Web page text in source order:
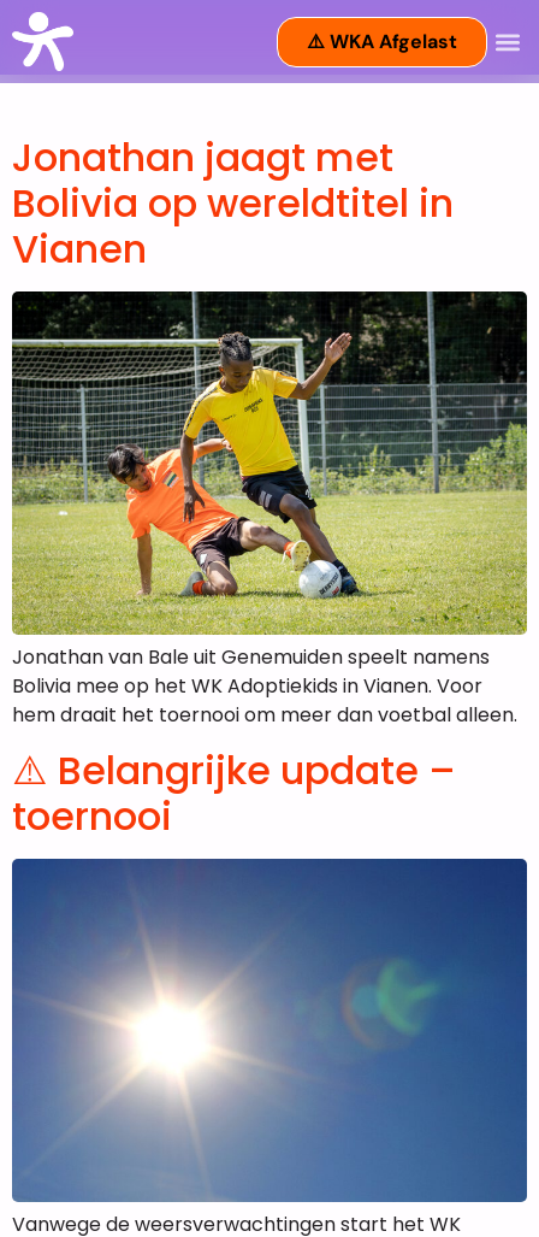
⚠️ WKA Afgelast
Jonathan jaagt met
Bolivia op wereldtitel in
Vianen
Jonathan van Bale uit Genemuiden speelt namens
Bolivia mee op het WK Adoptiekids in Vianen. Voor
hem draait het toernooi om meer dan voetbal alleen.
⚠️ Belangrijke update –
toernooi
Vanwege de weersverwachtingen start het WK